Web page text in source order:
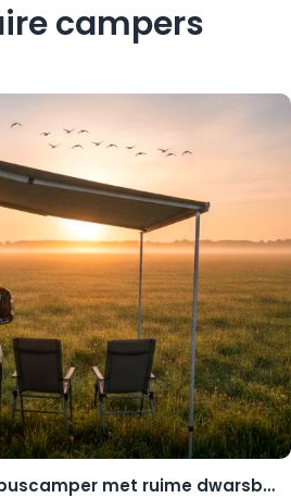
campers
Jouw comfortabele buscamper met ruime dwarsbedden en natural look(s)!